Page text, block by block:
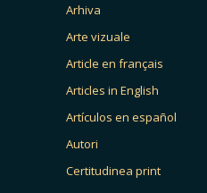
Arhiva
Arte vizuale
Article en français
Articles in English
Artículos en español
Autori
Certitudinea print